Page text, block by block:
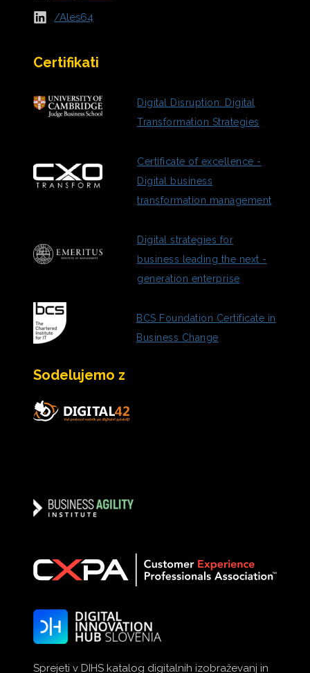
/Ales64
Certifikati
Digital Disruption: Digital
Transformation Strategies
Certificate of excellence -
Digital business
transformation management
Digital strategies for
business leading the next -
generation enterprise
BCS Foundation Certificate in
Business Change
Sodelujemo z
Sprejeti v DIHS katalog digitalnih izobraževanj in